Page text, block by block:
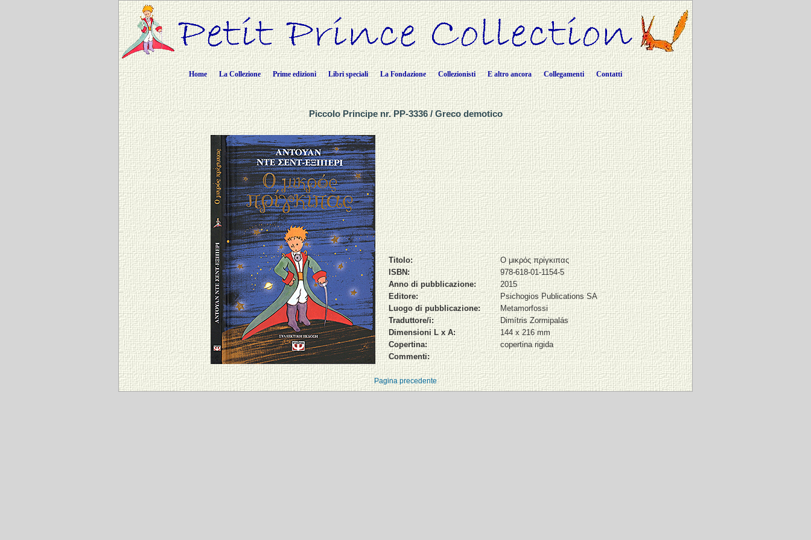
Home La Collezione Prime edizioni Libri speciali La Fondazione Collezionisti E altro ancora Collegamenti Contatti
Piccolo Principe nr. PP-3336 / Greco demotico
Titolo:
Ο μικρός πρίγκιπας
ISBN:
978-618-01-1154-5
Anno di pubblicazione:
2015
Editore:
Psichogios Publications SA
Luogo di pubblicazione:
Metamorfossi
Traduttore/i:
Dimítris Zormipalás
Dimensioni L x A:
144 x 216 mm
Copertina:
copertina rigida
Commenti:
Pagina precedente